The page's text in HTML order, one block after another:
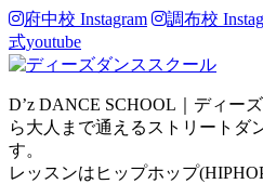
府中校 Instagram 調布校
式youtube
D’z DANCE SCHOOL｜ディー
ら大人まで通えるストリートダ
す。
レッスンはヒップホップ